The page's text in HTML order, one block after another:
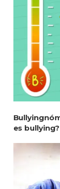
es bullying?